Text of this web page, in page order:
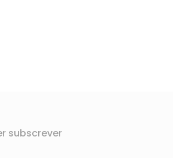
subscrever